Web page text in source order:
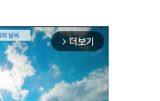
arrow_forward_ios 더보기